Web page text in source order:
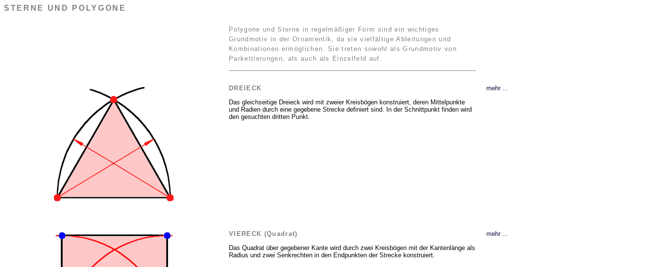
STERNE UND POLYGONE
Polygone und Sterne in regelmäßiger Form sind ein wichtiges
Grundmotiv in der Ornamentik, da sie vielfältige Ableitungen und
Kombinationen ermöglichen. Sie treten sowohl als Grundmotiv von
Parkettierungen, als auch als Einzelfeld auf.
DREIECK
Das gleichseitige Dreieck wird mit zweier Kreisbögen konstruiert, deren Mittelpunkte
und Radien durch eine gegebene Strecke definiert sind. In der Schnittpunkt finden wird
den gesuchten dritten Punkt.
mehr ...
VIERECK (Quadrat)
Das Quadrat über gegebener Kante wird durch zwei Kreisbögen mit der Kantenlänge als
Radius und zwei Senkrechten in den Endpunkten der Strecke konstruiert.
mehr ...